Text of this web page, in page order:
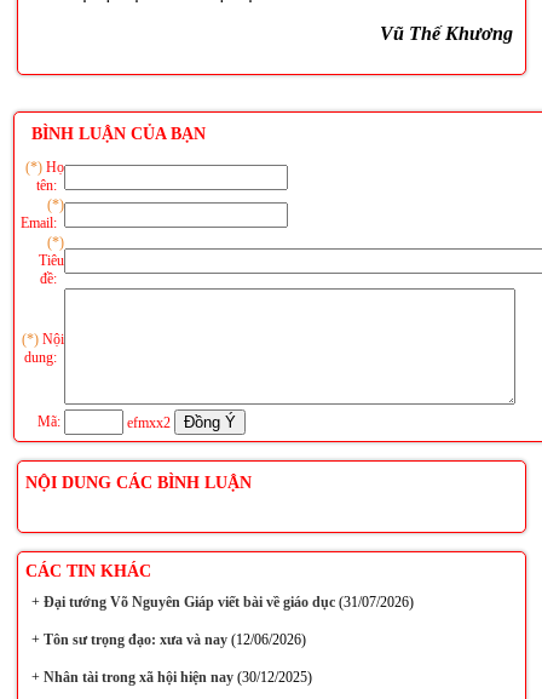
Vũ Thế Khương
BÌNH LUẬN CỦA BẠN
(*) Họ
tên:
(*)
Email:
(*)
Tiêu
đề:
(*) Nội
dung:
Mã: efmxx2
NỘI DUNG CÁC BÌNH LUẬN
CÁC TIN KHÁC
+Đại tướng Võ Nguyên Giáp viết bài về giáo dục(31/07/2026)
+Tôn sư trọng đạo: xưa và nay(12/06/2026)
+Nhân tài trong xã hội hiện nay(30/12/2025)